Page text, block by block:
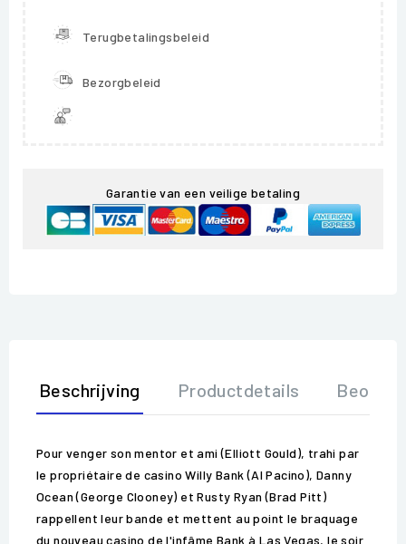
Terugbetalingsbeleid
Bezorgbeleid
Garantie van een veilige betaling
Beschrijving Productdetails
Pour venger son mentor et ami (Elliott Gould), trahi par
le propriétaire de casino Willy Bank (Al Pacino), Danny
Ocean (George Clooney) et Rusty Ryan (Brad Pitt)
rappellent leur bande et mettent au point le braquage
du nouveau casino de l'infâme Bank à Las Vegas, le soir